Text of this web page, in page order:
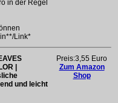
in der Regel
Link*
|
und leicht
Preis:3,55 Euro
Zum Amazon
Shop